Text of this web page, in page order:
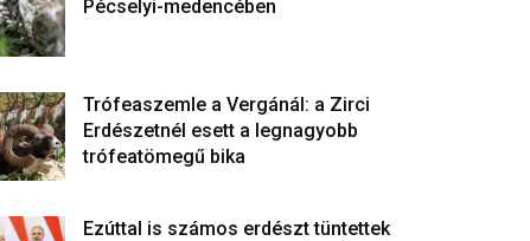
Pécselyi-medencében
Trófeaszemle a Vergánál: a Zirci
Erdészetnél esett a legnagyobb
trófeatömegű bika
Ezúttal is számos erdészt tüntettek